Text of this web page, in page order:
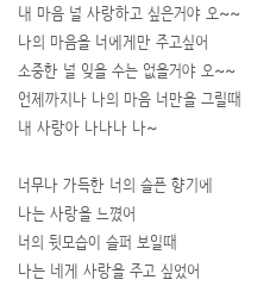
내 마음 널 사랑하고 싶은거야 오~~
나의 마음을 너에게만 주고싶어
소중한 널 잊을 수는 없을거야 오~~
언제까지나 나의 마음 너만을 그릴때
내 사랑아 나나나 나~
너무나 가득한 너의 슬픈 향기에
나는 사랑을 느꼈어
너의 뒷모습이 슬퍼 보일때
나는 네게 사랑을 주고 싶었어